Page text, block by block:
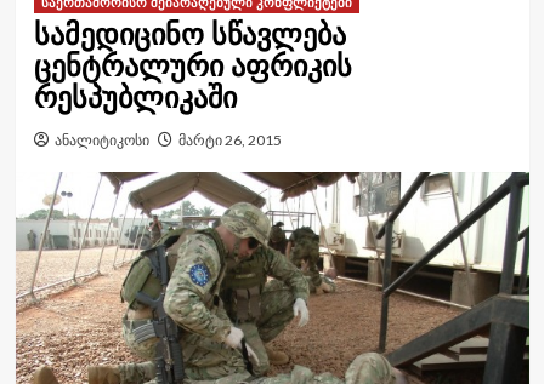
სამედიცინო სწავლება
ცენტრალური აფრიკის
რესპუბლიკაში
ანალიტიკოსი მარტი 26, 2015